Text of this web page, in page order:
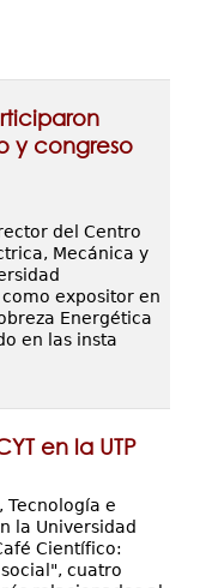
y congreso
del Centro
Mecánica y
expositor en
Energética
en las insta
en la UTP
Tecnología e
la Universidad
Científico:
cuatro